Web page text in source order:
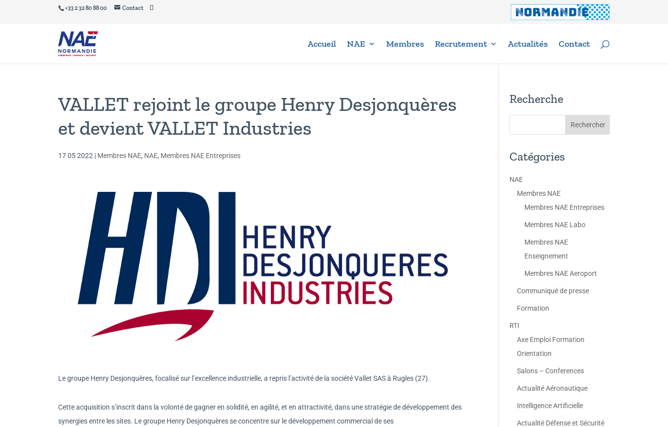
+33 2 32 80 88 00 Contact
Accueil NAE Membres Recrutement Actualités Contact
VALLET rejoint le groupe Henry Desjonquères
et devient VALLET Industries
17 05 2022 | Membres NAE, NAE, Membres NAE Entreprises
Le groupe Henry Desjonquères, focalisé sur l’excellence industrielle, a repris l’activité de la société Vallet SAS à Rugles (27).
Cette acquisition s’inscrit dans la volonté de gagner en solidité, en agilité, et en attractivité, dans une stratégie de développement des
synergies entre les sites. Le groupe Henry Desjonquères se concentre sur le développement commercial de ses
Recherche
Catégories
NAE
Membres NAE
Membres NAE Entreprises
Membres NAE Labo
Membres NAE
Enseignement
Membres NAE Aeroport
Communiqué de presse
Formation
RTI
Axe Emploi Formation
Orientation
Salons – Conferences
Actualité Aéronautique
Intelligence Artificielle
Actualité Défense et Sécurité